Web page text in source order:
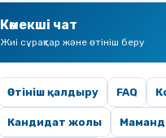
Көмекші чат
Жиі сұрақтар және өтініш беру
Өтініш қалдыру FAQ
Кандидат жолы